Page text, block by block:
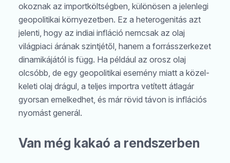
okoznak az importköltségben, különösen a jelenlegi
geopolitikai környezetben. Ez a heterogenitás azt
jelenti, hogy az indiai infláció nemcsak az olaj
világpiaci árának szintjétől, hanem a forrásszerkezet
dinamikájától is függ. Ha például az orosz olaj
olcsóbb, de egy geopolitikai esemény miatt a közel-
keleti olaj drágul, a teljes importra vetített átlagár
gyorsan emelkedhet, és már rövid távon is inflációs
nyomást generál.
Van még kakaó a rendszerben